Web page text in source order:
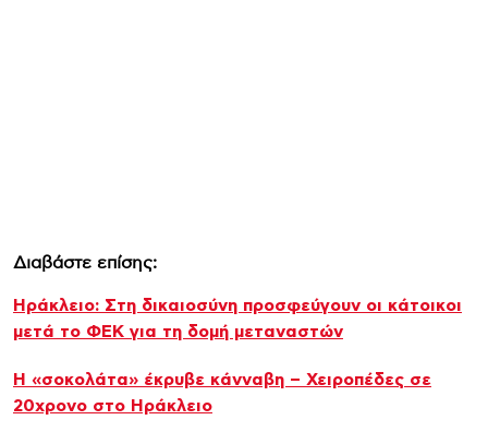
Διαβάστε επίσης:
Ηράκλειο: Στη δικαιοσύνη προσφεύγουν οι κάτοικοι
μετά το ΦΕΚ για τη δομή μεταναστών
Η «σοκολάτα» έκρυβε κάνναβη – Χειροπέδες σε
20χρονο στο Ηράκλειο